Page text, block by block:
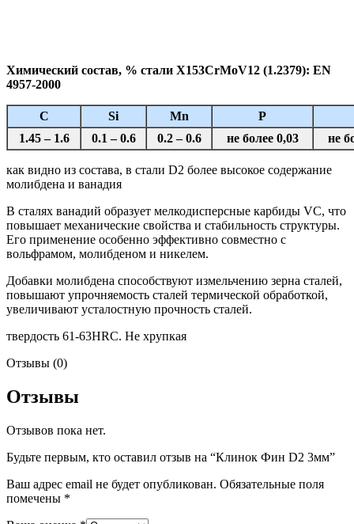
Химический состав, % стали X153CrMoV12 (1.2379): EN
4957-2000
C Si Mn
P
1.45 – 1.6
0.1 – 0.6 0.2 – 0.6 не более 0,03 не
как видно из состава, в стали D2 более высокое содержание
молибдена и ванадия
В сталях ванадий образует мелкодисперсные карбиды VC, что
повышает механические свойства и стабильность структуры.
Его применение особенно эффективно совместно с
вольфрамом, молибденом и никелем.
Добавки молибдена способствуют измельчению зерна сталей,
повышают упрочняемость сталей термической обработкой,
увеличивают усталостную прочность сталей.
твердость 61-63HRC. Не хрупкая
Отзывы (0)
Отзывы
Отзывов пока нет.
Будьте первым, кто оставил отзыв на “Клинок Фин D2 3мм”
Ваш адрес email не будет опубликован. Обязательные поля
помечены *